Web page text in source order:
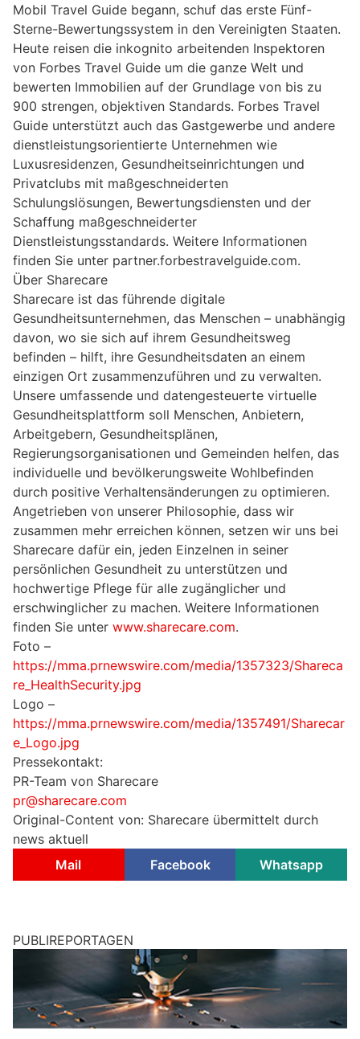
Mobil Travel Guide begann, schuf das erste Fünf-
Sterne-Bewertungssystem in den Vereinigten Staaten.
Heute reisen die inkognito arbeitenden Inspektoren
von Forbes Travel Guide um die ganze Welt und
bewerten Immobilien auf der Grundlage von bis zu
900 strengen, objektiven Standards. Forbes Travel
Guide unterstützt auch das Gastgewerbe und andere
dienstleistungsorientierte Unternehmen wie
Luxusresidenzen, Gesundheitseinrichtungen und
Privatclubs mit maßgeschneiderten
Schulungslösungen, Bewertungsdiensten und der
Schaffung maßgeschneiderter
Dienstleistungsstandards. Weitere Informationen
finden Sie unter partner.forbestravelguide.com.
Über Sharecare
Sharecare ist das führende digitale
Gesundheitsunternehmen, das Menschen – unabhängig
davon, wo sie sich auf ihrem Gesundheitsweg
befinden – hilft, ihre Gesundheitsdaten an einem
einzigen Ort zusammenzuführen und zu verwalten.
Unsere umfassende und datengesteuerte virtuelle
Gesundheitsplattform soll Menschen, Anbietern,
Arbeitgebern, Gesundheitsplänen,
Regierungsorganisationen und Gemeinden helfen, das
individuelle und bevölkerungsweite Wohlbefinden
durch positive Verhaltensänderungen zu optimieren.
Angetrieben von unserer Philosophie, dass wir
zusammen mehr erreichen können, setzen wir uns bei
Sharecare dafür ein, jeden Einzelnen in seiner
persönlichen Gesundheit zu unterstützen und
hochwertige Pflege für alle zugänglicher und
erschwinglicher zu machen. Weitere Informationen
finden Sie unter www.sharecare.com.
Foto –
https://mma.prnewswire.com/media/1357323/Shareca
re_HealthSecurity.jpg
Logo –
https://mma.prnewswire.com/media/1357491/Sharecar
e_Logo.jpg
Pressekontakt:
PR-Team von Sharecare
pr@sharecare.com
Original-Content von: Sharecare übermittelt durch
news aktuell
Mail
Facebook Whatsapp
PUBLIREPORTAGEN